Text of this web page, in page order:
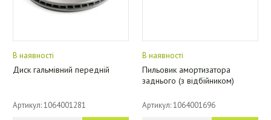
В наявності
Диск гальмівний передній
Артикул: 1064001281
В наявності
Пильовик амортизатора
заднього (з відбійником)
Артикул: 1064001696